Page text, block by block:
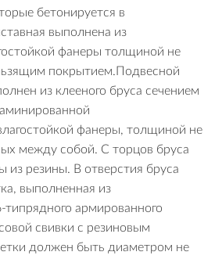
бетонируется в
выполнена из
фанеры толщиной не
покрытием.Подвесной
из клееного бруса сечением
фанеры, толщиной не
между собой. С торцов бруса
из резины. В отверстия бруса
выполненная из
армированного
свивки с резиновым
должен быть диаметром не